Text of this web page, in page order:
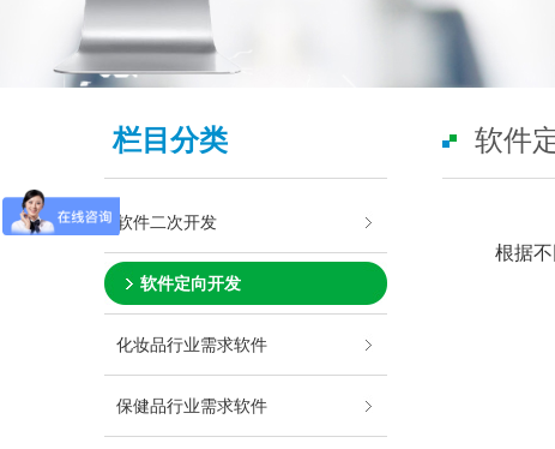
栏目分类
软件二次开发
软件定向开发
化妆品行业需求软件
保健品行业需求软件
软件
根据